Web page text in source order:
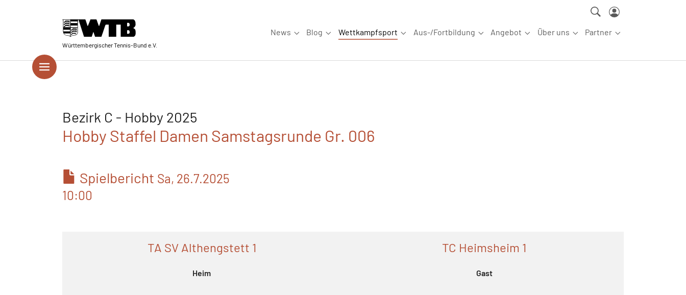
Württembergischer Tennis-Bund e.V.
News
Submenu for "News"
Blog
Submenu for "Blog"
Wettkampfsport
Submenu for "Wettkampfsport"
Aus-/Fortbildung
Submenu for "Aus-/Fortbildung"
Angebot
Submenu for "Angebot"
Über uns
Submenu for "Über uns"
Partner
Submenu for
Bezirk C - Hobby 2025
Hobby Staffel Damen Samstagsrunde Gr. 006
Spielbericht Sa, 26.7.2025
10:00
TA SV Althengstett 1
Heim
TC Heimsheim 1
Gast